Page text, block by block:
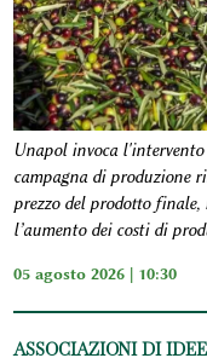
Unapol invoca
campagna di produzione
prezzo del prodotto finale,
l’aumento dei costi di
05 agosto 2026 | 10:30
ASSOCIAZIONI DI IDEE